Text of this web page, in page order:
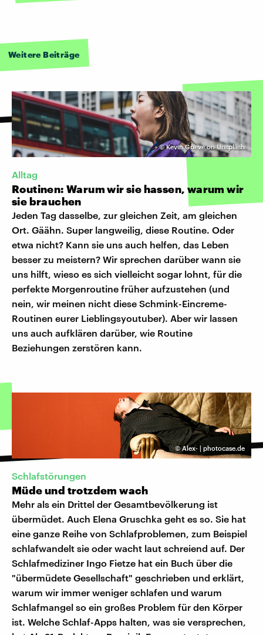
Weitere Beiträge
©Kevin Grieve on Unsplash
Alltag
Routinen: Warum wir sie hassen, warum wir
sie brauchen
Jeden Tag dasselbe, zur gleichen Zeit, am gleichen
Ort. Gäähn. Super langweilig, diese Routine. Oder
etwa nicht? Kann sie uns auch helfen, das Leben
besser zu meistern? Wir sprechen darüber wann sie
uns hilft, wieso es sich vielleicht sogar lohnt, für die
perfekte Morgenroutine früher aufzustehen (und
nein, wir meinen nicht diese Schmink-Eincreme-
Routinen eurer Lieblingsyoutuber). Aber wir lassen
uns auch aufklären darüber, wie Routine
Beziehungen zerstören kann.
©Alex- | photocase.de
Schlafstörungen
Müde und trotzdem wach
Mehr als ein Drittel der Gesamtbevölkerung ist
übermüdet. Auch Elena Gruschka geht es so. Sie hat
eine ganze Reihe von Schlafproblemen, zum Beispiel
schlafwandelt sie oder wacht laut schreiend auf. Der
Schlafmediziner Ingo Fietze hat ein Buch über die
"übermüdete Gesellschaft" geschrieben und erklärt,
warum wir immer weniger schlafen und warum
Schlafmangel so ein großes Problem für den Körper
ist. Welche Schlaf-Apps halten, was sie versprechen,